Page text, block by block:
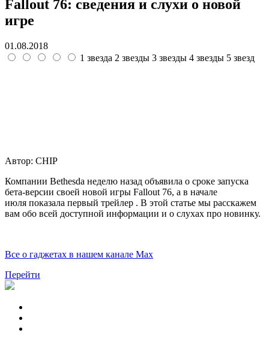
Fallout 76: сведения и слухи о новой
игре
01.08.2018
1 звезда 2 звезды 3 звезды 4 звезды 5 звезд
Автор: CHIP
Компании Bethesda неделю назад объявила о сроке запуска
бета-версии своей новой игры Fallout 76, а в начале
июля показала первый трейлер . В этой статье мы расскажем
вам обо всей доступной информации и о слухах про новинку.
Все о гаджетах в нашем канале Max
Перейти